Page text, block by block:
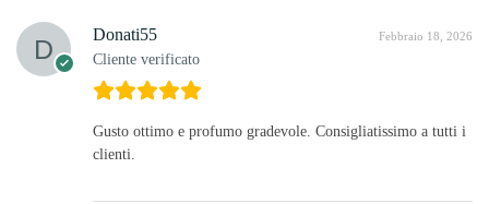
Donati55
Cliente verificato
Febbraio 18, 2026
Gusto ottimo e profumo gradevole. Consigliatissimo a tutti i
clienti.